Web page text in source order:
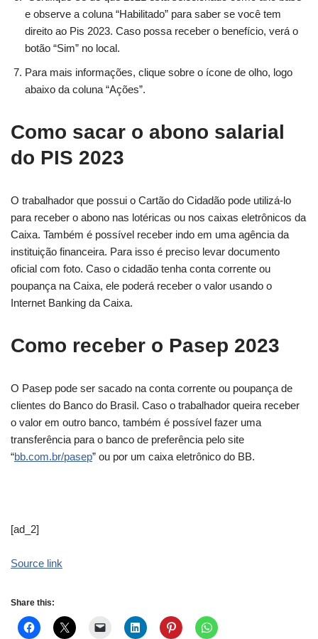
e observe a coluna “Habilitado” para saber se você tem
direito ao Pis 2023. Caso possa receber o benefício, verá o
botão “Sim” no local.
Para mais informações, clique sobre o ícone de olho, logo
abaixo da coluna “Ações”.
Como sacar o abono salarial
do PIS 2023
O trabalhador que possui o Cartão do Cidadão pode utilizá-lo
para receber o abono nas lotéricas ou nos caixas eletrônicos da
Caixa. Também é possível receber indo em uma agência da
instituição financeira. Para isso é preciso levar documento
oficial com foto. Caso o cidadão tenha conta corrente ou
poupança na Caixa, ele poderá receber o valor usando o
Internet Banking da Caixa.
Como receber o Pasep 2023
O Pasep pode ser sacado na conta corrente ou poupança de
clientes do Banco do Brasil. Caso o trabalhador queira receber
o valor em outro banco, também é possível fazer uma
transferência para o banco de preferência pelo site
“bb.com.br/pasep” ou por um caixa eletrônico do BB.
[ad_2]
Source link
Share this: